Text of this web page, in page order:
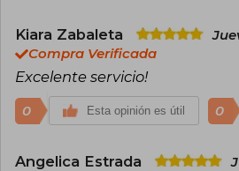
Kiara Zabaleta
Compra Verificada
Excelente servicio!
0 Esta opinión es útil 0
Angelica Estrada